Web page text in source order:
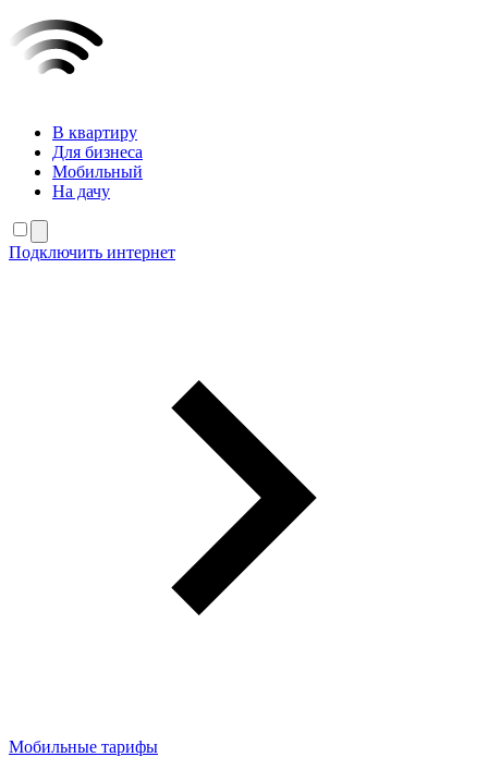
В квартиру
Для бизнеса
Мобильный
На дачу
Подключить интернет
Мобильные тарифы